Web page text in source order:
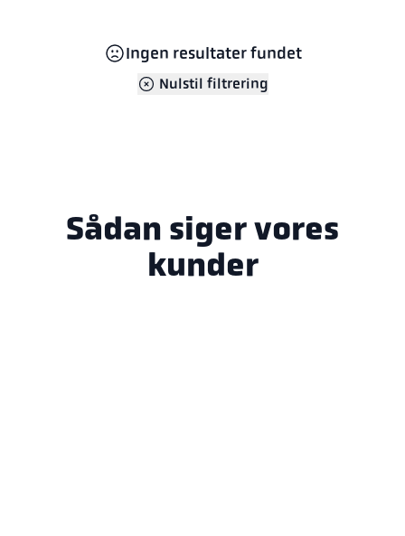
Ingen resultater fundet
Nulstil filtrering
Sådan siger vores
kunder